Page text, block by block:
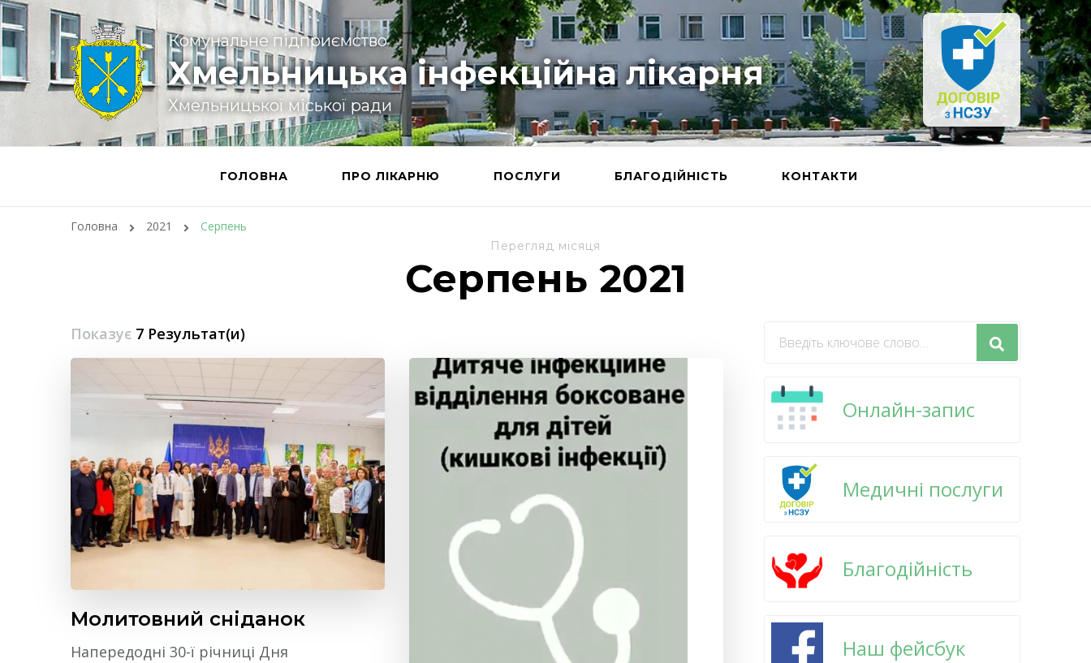
Комунальне підприємство
Хмельницька інфекційна лікарня
Хмельницької міської ради
ГОЛОВНА ПРО ЛІКАРНЮ ПОСЛУГИ БЛАГОДІЙНІСТЬ КОНТАКТИ
Головна 2021 Серпень
Перегляд місяця
Серпень 2021
Показує 7 Результат(и)
Молитовний сніданок
Напередодні 30-ї річниці Дня
Шукаєте
Онлайн-запис
Медичні послуги
Благодійність
Наш фейсбук